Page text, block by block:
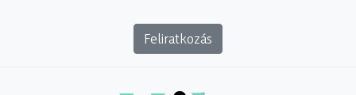
Feliratkozás